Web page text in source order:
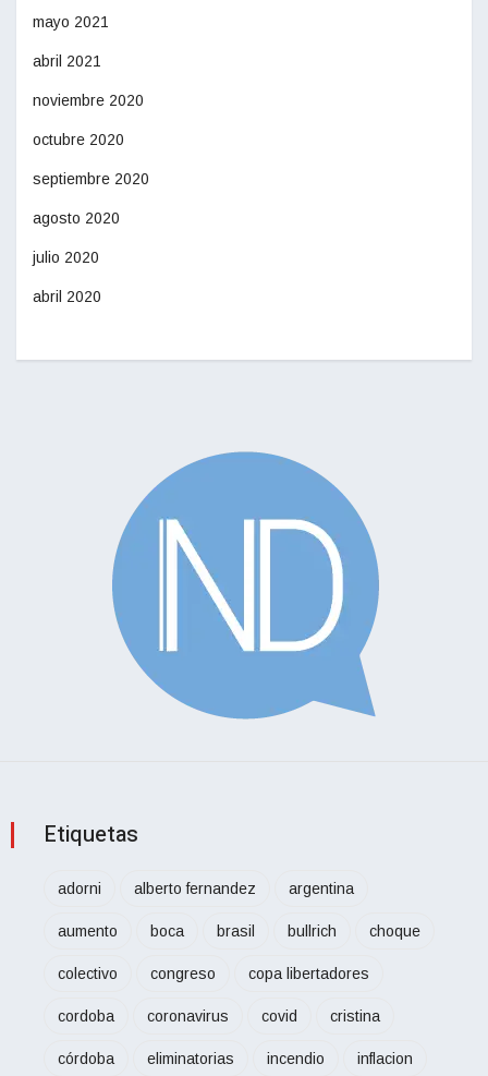
mayo 2021
abril 2021
noviembre 2020
octubre 2020
septiembre 2020
agosto 2020
julio 2020
abril 2020
Etiquetas
adorni alberto fernandez argentina
aumento boca brasil bullrich choque
colectivo congreso copa libertadores
cordoba coronavirus covid cristina
córdoba eliminatorias incendio inflacion